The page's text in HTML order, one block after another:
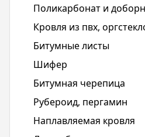
Поликарбонат и
Кровля из пвх,
Битумные листы
Шифер
Битумная черепица
Рубероид, пергамин
Наплавляемая кровля